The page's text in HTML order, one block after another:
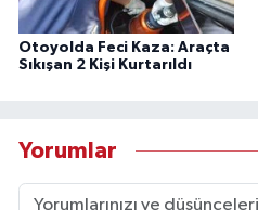
Otoyolda Feci Kaza: Araçta
Sıkışan 2 Kişi Kurtarıldı
Yorumlar